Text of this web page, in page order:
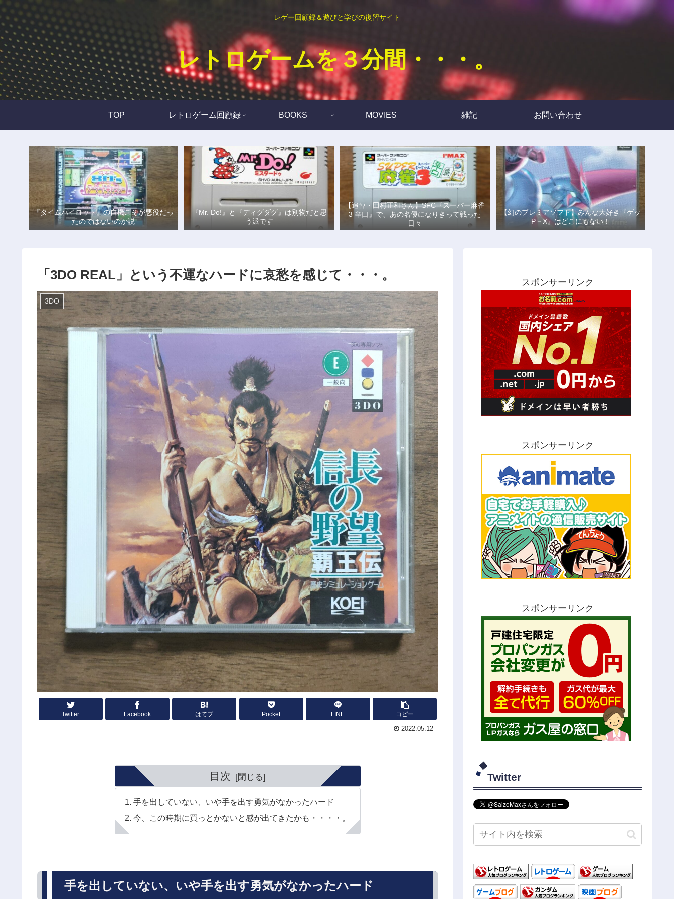
レゲー回顧録＆遊びと学びの復習サイト
レトロゲームを３分間・・・。
TOP レトロゲーム回顧録 BOOKS MOVIES 雑記 お問い合わせ
『タイムパイロット』の自機こそが悪役だっ
たのではないのか説
『Mr. Do!』と『ディグダグ』は別物だと思
う派です
【追悼・田村正和さん】SFC『スーパー麻雀
3 辛口』で、あの名優になりきって戦った
日々
【幻のプレミアソフト】みんな大好き『ゲッ
P－X』はどこにもない！
「3DO REAL」という不運なハードに哀愁を感じて・・・。
3DO
Twitter Facebook はてブ Pocket LINE コピー
2022.05.12
目次
手を出していない、いや手を出す勇気がなかったハード
今、この時期に買っとかないと感が出てきたかも・・・・。
手を出していない、いや手を出す勇気がなかったハード
スポンサーリンク
スポンサーリンク
スポンサーリンク
Twitter